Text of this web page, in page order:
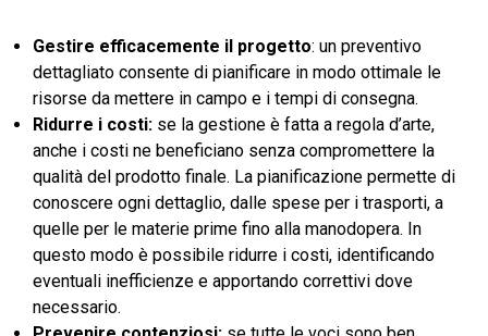
Gestire efficacemente il progetto: un preventivo
dettagliato consente di pianificare in modo ottimale le
risorse da mettere in campo e i tempi di consegna.
Ridurre i costi: se la gestione è fatta a regola d’arte,
anche i costi ne beneficiano senza compromettere la
qualità del prodotto finale. La pianificazione permette di
conoscere ogni dettaglio, dalle spese per i trasporti, a
quelle per le materie prime fino alla manodopera. In
questo modo è possibile ridurre i costi, identificando
eventuali inefficienze e apportando correttivi dove
necessario.